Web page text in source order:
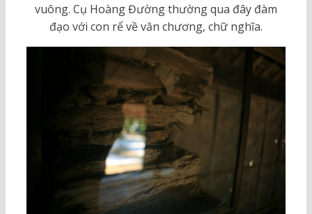
vuông. Cụ Hoàng Đường thường qua đây đàm
đạo với con rể về văn chương, chữ nghĩa.